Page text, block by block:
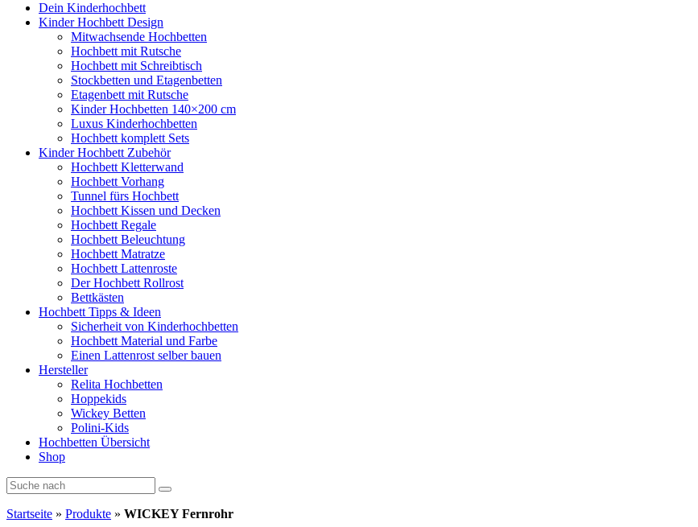
Dein Kinderhochbett
Kinder Hochbett Design
Mitwachsende Hochbetten
Hochbett mit Rutsche
Hochbett mit Schreibtisch
Stockbetten und Etagenbetten
Etagenbett mit Rutsche
Kinder Hochbetten 140×200 cm
Luxus Kinderhochbetten
Hochbett komplett Sets
Kinder Hochbett Zubehör
Hochbett Kletterwand
Hochbett Vorhang
Tunnel fürs Hochbett
Hochbett Kissen und Decken
Hochbett Regale
Hochbett Beleuchtung
Hochbett Matratze
Hochbett Lattenroste
Der Hochbett Rollrost
Bettkästen
Hochbett Tipps & Ideen
Sicherheit von Kinderhochbetten
Hochbett Material und Farbe
Einen Lattenrost selber bauen
Hersteller
Relita Hochbetten
Hoppekids
Wickey Betten
Polini-Kids
Hochbetten Übersicht
Shop
Startseite » Produkte » WICKEY Fernrohr